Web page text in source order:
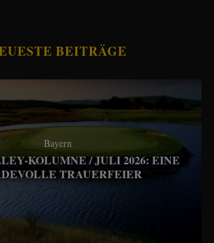
BEITRÄGE
Bayern
KOLUMNE / JULI 2026: EINE
TRAUERFEIER